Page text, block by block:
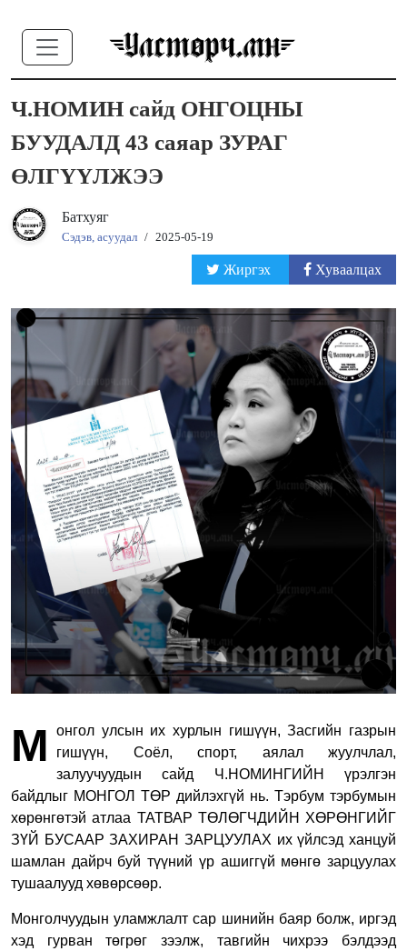
Ч.НОМИН сайд ОНГОЦНЫ
БУУДАЛД 43 саяар ЗУРАГ
ӨЛГҮҮЛЖЭЭ
Батхуяг
Сэдэв, асуудал / 2025-05-19
Жиргэх Хуваалцах
М
онгол улсын их хурлын гишүүн, Засгийн газрын
гишүүн, Соёл, спорт, аялал жуулчлал,
залуучуудын сайд Ч.НОМИНГИЙН үрэлгэн
байдлыг МОНГОЛ ТӨР дийлэхгүй нь. Тэрбум тэрбумын
хөрөнгөтэй атлаа ТАТВАР ТӨЛӨГЧДИЙН ХӨРӨНГИЙГ
ЗҮЙ БУСААР ЗАХИРАН ЗАРЦУУЛАХ их үйлсэд ханцуй
шамлан дайрч буй түүний үр ашиггүй мөнгө зарцуулах
тушаалууд хөвөрсөөр.
Монголчуудын уламжлалт сар шинийн баяр болж, иргэд
хэд гурван төгрөг зээлж, тавгийн чихрээ бэлдээд